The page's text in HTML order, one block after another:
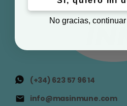
(+34) 623 57 96 14
info@masinmune.com
No gracias,